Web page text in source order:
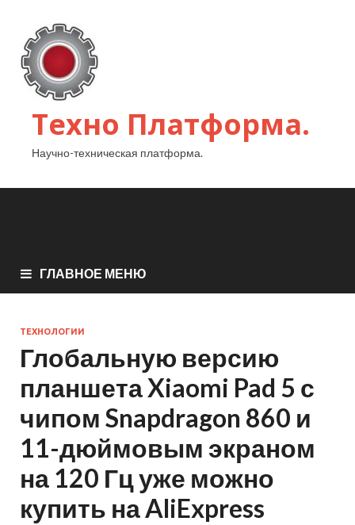
Техно Платформа.
Научно-техническая платформа.
ГЛАВНОЕ МЕНЮ
ТЕХНОЛОГИИ
Глобальную версию
планшета Xiaomi Pad 5 с
чипом Snapdragon 860 и
11-дюймовым экраном
на 120 Гц уже можно
купить на AliExpress